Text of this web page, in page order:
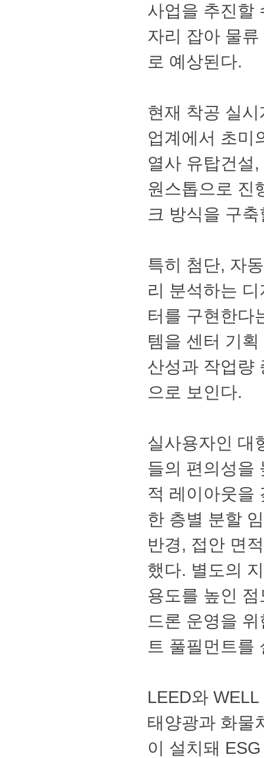
사업을추진
자리잡아물
로예상된다.
현재착공실
업계에서초
열사유탑건설
원스톱으로
크방식을구
특히첨단,자
리분석하는
터를구현한
템을센터기
산성과작업
으로보인다.
실사용자인
들의편의성
적레이아웃
한층별분할
반경,접안면
했다.별도의
용도를높인
드론운영을
트풀필먼트를
LEED와
태양광과화
이설치돼